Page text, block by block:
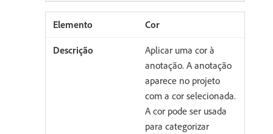
Cor
Aplicar uma cor à
anotação. A anotação
aparece no projeto
com a cor selecionada.
A cor pode ser usada
para categorizar